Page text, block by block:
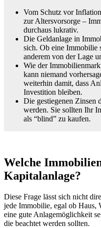
Vom Schutz vor
zur Altersvorsorge –
durchaus lukrativ.
Die Geldanlage in
sich. Ob eine Immobilie
anderem von der Lage
Wie der
kann niemand
weiterhin damit, dass
Investition bleiben.
Die gestiegenen Zinsen
werden. Sie sollten Ihr
als “blind” zu kaufen.
Welche
Kapitalanlage?
Diese Frage lässt sich nicht
jede Immobilie, egal ob Haus,
eine gute Anlagemöglichkeit
die beachtet werden sollten.